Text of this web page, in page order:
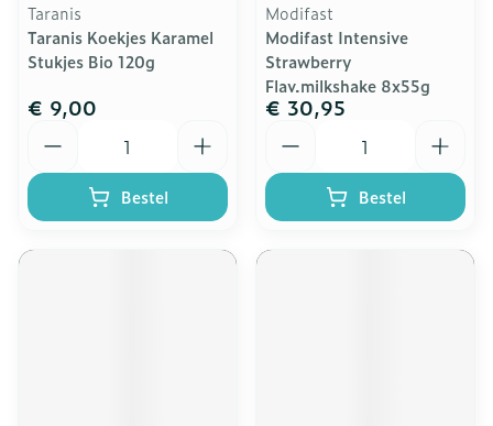
Taranis
Taranis Koekjes Karamel
Stukjes Bio 120g
€ 9,00
Bestel
Modifast
Modifast Intensive
Strawberry
Flav.milkshake 8x55g
€ 30,95
Bestel